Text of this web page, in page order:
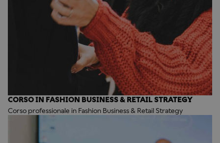
CORSO IN FASHION BUSINESS & RETAIL STRATEGY
Corso professionale in Fashion Business & Retail Strategy